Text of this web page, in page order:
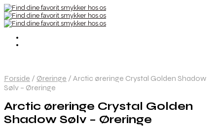
Forside / Øreringe / Arctic øreringe Crystal Golden Shadow
Sølv – Øreringe
Arctic øreringe Crystal Golden
Shadow Sølv – Øreringe